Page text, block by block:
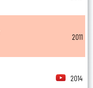
2011
2014